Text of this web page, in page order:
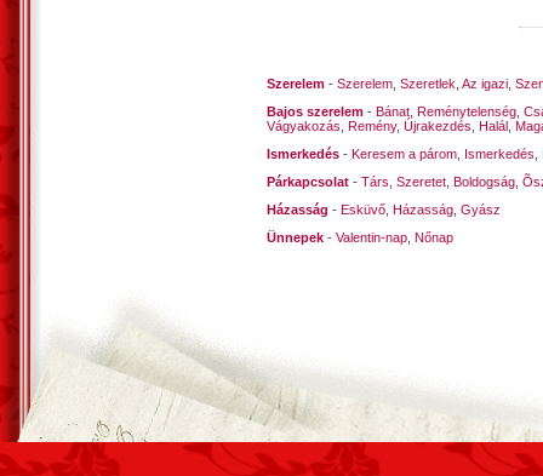
Szerelem - Szerelem Szeretlek Az igazi
Bajos szerelem - Bánat Reménytelenség
Vágyakozás Remény, Újrakezdés Halál
Ismerkedés - Keresem a párom Ismerkedés
Párkapcsolat - Társ Szeretet Boldogság
Házasság - Esküvő Házasság Gyász
Ünnepek - Valentin-nap Nőnap